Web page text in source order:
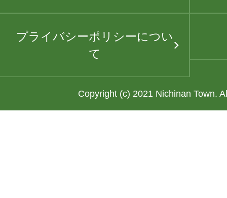
プライバシーポリシーについ
て
Copyright (c) 2021 Nichinan Town.